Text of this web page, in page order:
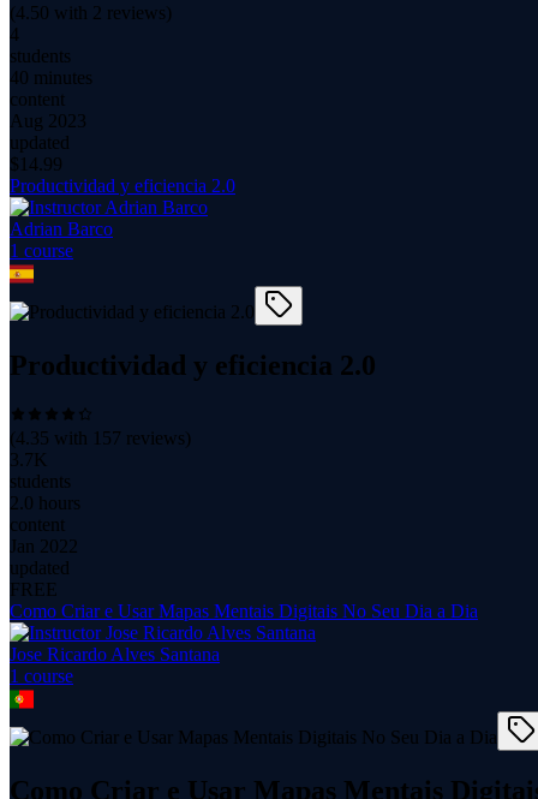
(4.50 with 2 reviews)
4
students
40 minutes
content
Aug 2023
updated
$ 14.99
Productividad y eficiencia 2.0
Adrian Barco
1 course
Productividad y eficiencia 2.0
(4.35 with 157 reviews)
3.7K
students
2.0 hours
content
Jan 2022
updated
FREE
Como Criar e Usar Mapas Mentais Digitais No Seu Dia a Dia
Jose Ricardo Alves Santana
1 course
Como Criar e Usar Mapas Mentais